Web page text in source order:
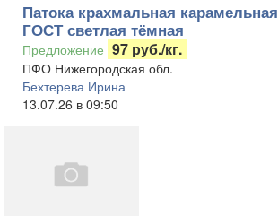
Патока крахмальная карамельная
ГОСТ светлая тёмная
Предложение 97 руб./кг.
ПФО Нижегородская обл.
Бехтерева Ирина
13.07.26 в 09:50